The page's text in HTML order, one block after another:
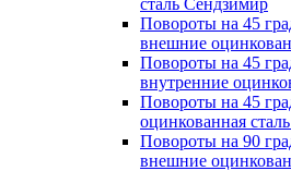
сталь Сендзимир
Повороты на 45
внешние
Повороты на 45
внутренние
Повороты на 45
оцинкованная
Повороты на 90
внешние